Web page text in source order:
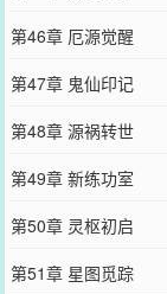
第46章 厄源觉醒
第47章 鬼仙印记
第48章 源祸转世
第49章 新练功室
第50章 灵枢初启
第51章 星图觅踪